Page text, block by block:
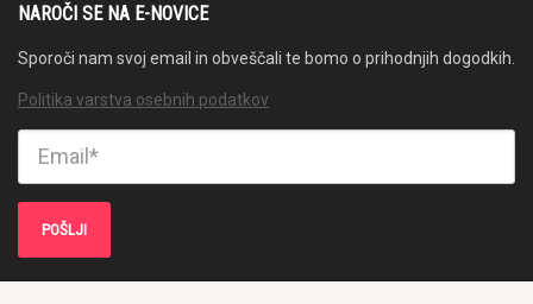
NAROČI SE NA E-NOVICE
Sporoči nam svoj email in obveščali te bomo o prihodnjih dogodkih.
Politika varstva osebnih podatkov